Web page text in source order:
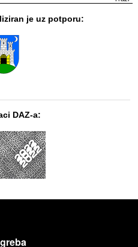
je uz potporu:
DAZ-a: